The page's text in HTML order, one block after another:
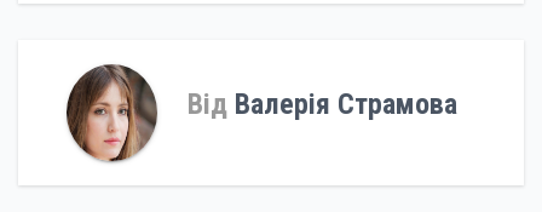
Від Валерія Страмова